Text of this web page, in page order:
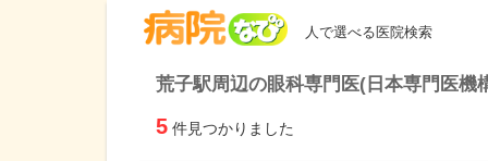
人で選べる医院検索
荒子駅周辺の眼科専門医(日本専門医機
5 件見つかりました